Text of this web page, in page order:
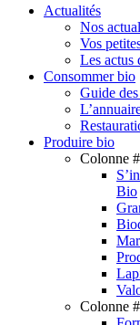
Close
Actualités
Nos
Vos
Les actus
Consommer bio
Guide
Produire bio
Colonne
Bio
Colonne